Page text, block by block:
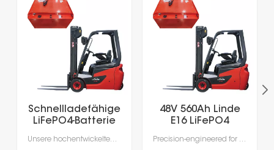
Schnellladefähige
LiFePO4-Batterie
Ladezyklen fürUnsere hochentwickelten Lithium-Ionen-Batterien wurden speziell für die Anforderungen moderner Materialhandhabung entwickelt.Erleben Sie beispiellose Produktivität dank Schnellladung in nur 1-2 Stunden, die das Laden während der Pausen ermöglicht und lange Ausfallzeiten durch Gerätewechsel vermeidet.Mit integrierten Batteriemanagementsystemen (BMS) für optimale Sicherheit, Leistung und Langlebigkeit erhalten Sie eine zuverlässige Stromversorgung, die intelligenter und sicherer ist.
48V 560Ah Linde
E16 LiFePO4
Battery
Precision-engineered for the rigorous demands of modern material handling, our advanced lithium-ion batteries deliver unmatched efficiency. Intelligent power management enables rapid, opportunity charging in as little as 1–2 hours, ensuring your fleet stays productive around the clock. Integrated Battery Management Systems (BMS) provide real-time monitoring for enhanced safety, optimal performance, and extended battery life—making power delivery smarter, safer, and more reliable.